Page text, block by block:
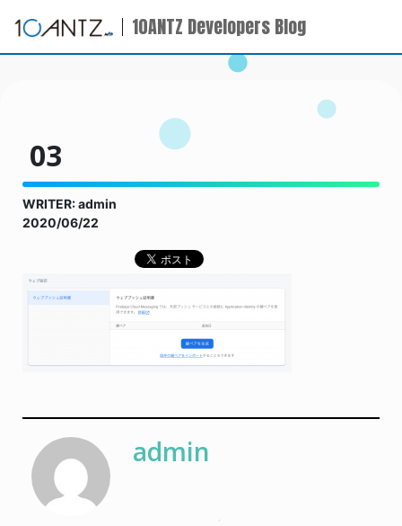
10ANTZ Developers Blog
03
WRITER: admin
2020/06/22
admin